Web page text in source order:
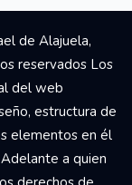
de Alajuela,
reservados Los
del web
estructura de
elementos en él
a quien